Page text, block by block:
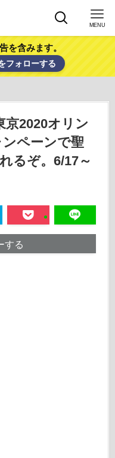
MENU
を含みます。
フォローする
京2020オリン
ペーンで聖
るぞ。6/17～
する